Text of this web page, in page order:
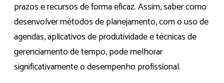
prazos e recursos de forma eficaz. Assim, saber como
desenvolver métodos de planejamento, com o uso de
agendas, aplicativos de produtividade e técnicas de
gerenciamento de tempo, pode melhorar
significativamente o desempenho profissional.